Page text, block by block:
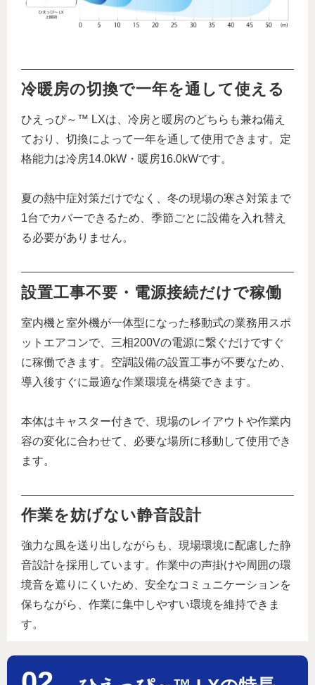
冷暖房の切換で一年を通して使える
ひえっぴ～™ LXは、冷房と暖房のどちらも兼ね備え
ており、切換によって一年を通して使用できます。定
格能力は冷房14.0kW・暖房16.0kWです。
夏の熱中症対策だけでなく、冬の現場の寒さ対策まで
1台でカバーできるため、季節ごとに設備を入れ替え
る必要がありません。
設置工事不要・電源接続だけで稼働
室内機と室外機が一体型になった移動式の業務用スポ
ットエアコンで、三相200Vの電源に繋ぐだけですぐ
に稼働できます。空調設備の設置工事が不要なため、
導入後すぐに最適な作業環境を構築できます。
本体はキャスター付きで、現場のレイアウトや作業内
容の変化に合わせて、必要な場所に移動して使用でき
ます。
作業を妨げない静音設計
強力な風を送り出しながらも、現場環境に配慮した静
音設計を採用しています。作業中の声掛けや周囲の環
境音を遮りにくいため、安全なコミュニケーションを
保ちながら、作業に集中しやすい環境を維持できま
す。